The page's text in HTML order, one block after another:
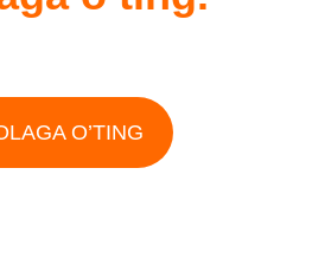
O’TING